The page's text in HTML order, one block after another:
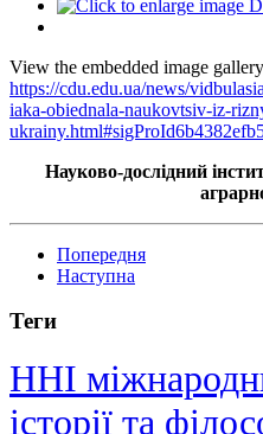
View the embedded image
https://cdu.edu.ua/news/
iaka-obiednala-naukovtsiv-iz-
Науково-дослідний
Попередня
Наступна
Теги
ННІ
історії та